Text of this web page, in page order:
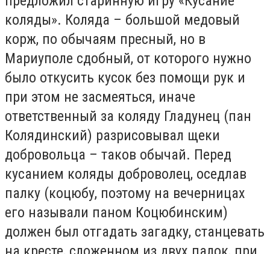
коляды». Коляда – большой медовый
корж, по обычаям пресный, но в
Мариуполе сдобный, от которого нужно
было откусить кусок без помощи рук и
при этом не засмеяться, иначе
ответственный за коляду Гладунец (пан
Колядинский) разрисовывал щеки
добровольца – таков обычай. Перед
кусанием коляды доброволец, оседлав
палку (коцюбу, поэтому на вечерницах
его называли паном Коцюбинским)
должен был отгадать загадку, станцевать